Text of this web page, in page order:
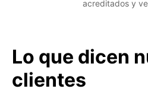
acreditados y
Lo que dicen
clientes